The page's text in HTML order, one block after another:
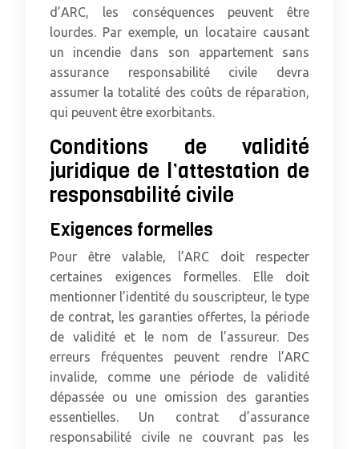
d’ARC, les conséquences peuvent être
lourdes. Par exemple, un locataire causant
un incendie dans son appartement sans
assurance responsabilité civile devra
assumer la totalité des coûts de réparation,
qui peuvent être exorbitants.
Conditions de validité
juridique de l’attestation de
responsabilité civile
Exigences formelles
Pour être valable, l’ARC doit respecter
certaines exigences formelles. Elle doit
mentionner l’identité du souscripteur, le type
de contrat, les garanties offertes, la période
de validité et le nom de l’assureur. Des
erreurs fréquentes peuvent rendre l’ARC
invalide, comme une période de validité
dépassée ou une omission des garanties
essentielles. Un contrat d’assurance
responsabilité civile ne couvrant pas les